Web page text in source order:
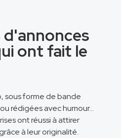
d'annonces
ont fait le
sous forme de bande
rédigées avec humour…
ont réussi à attirer
à leur originalité.